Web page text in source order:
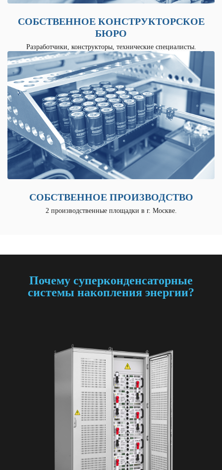
СОБСТВЕННОЕ КОНСТРУКТОРСКОЕ
БЮРО
Разработчики, конструкторы, технические специалисты.
СОБСТВЕННОЕ ПРОИЗВОДСТВО
2 производственные площадки в г. Москве.
Почему суперконденсаторные
системы накопления энергии?